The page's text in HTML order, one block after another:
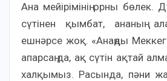
Ана мейірімінің орны бөлек.
сүтінен қымбат, ананың
ешнәрсе жоқ. «Анаңды
апарсаң да, ақ сүтін ақтай
халқымыз. Расында, пәни